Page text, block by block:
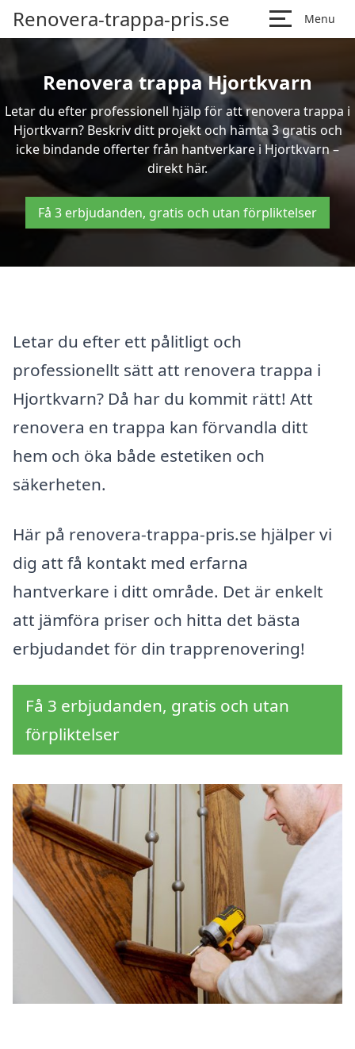
Renovera-trappa-pris.se Menu
Renovera trappa Hjortkvarn
Letar du efter professionell hjälp för att renovera trappa i
Hjortkvarn? Beskriv ditt projekt och hämta 3 gratis och
icke bindande offerter från hantverkare i Hjortkvarn –
direkt här.
Få 3 erbjudanden, gratis och utan förpliktelser
Letar du efter ett pålitligt och
professionellt sätt att renovera trappa i
Hjortkvarn? Då har du kommit rätt! Att
renovera en trappa kan förvandla ditt
hem och öka både estetiken och
säkerheten.
Här på renovera-trappa-pris.se hjälper vi
dig att få kontakt med erfarna
hantverkare i ditt område. Det är enkelt
att jämföra priser och hitta det bästa
erbjudandet för din trapprenovering!
Få 3 erbjudanden, gratis och utan
förpliktelser